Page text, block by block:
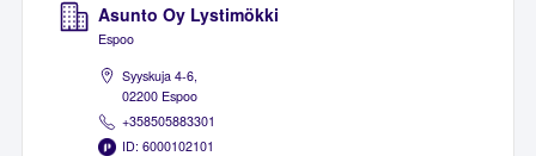
Asunto Oy Lystimökki
Espoo
Syyskuja 4-6,
02200 Espoo
+358505883301
ID: 6000102101